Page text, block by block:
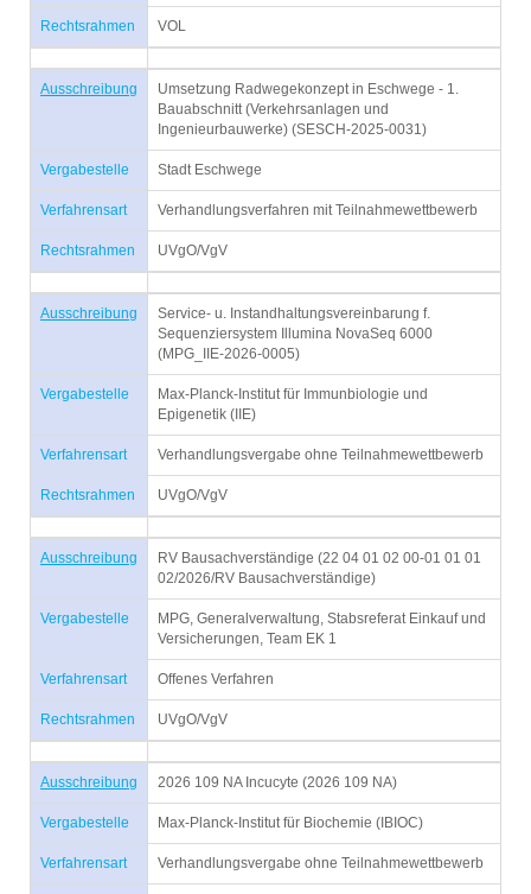
Rechtsrahmen VOL
Ausschreibung
Umsetzung Radwegekonzept in Eschwege - 1.
Bauabschnitt (Verkehrsanlagen und
Ingenieurbauwerke) (SESCH-2025-0031)
Vergabestelle Stadt Eschwege
Verfahrensart Verhandlungsverfahren mit Teilnahmewettbewerb
Rechtsrahmen UVgO/VgV
Ausschreibung
Service- u. Instandhaltungsvereinbarung f.
Sequenziersystem Illumina NovaSeq 6000
(MPG_IIE-2026-0005)
Vergabestelle
Max-Planck-Institut für Immunbiologie und
Epigenetik (IIE)
Verfahrensart Verhandlungsvergabe ohne Teilnahmewettbewerb
Rechtsrahmen UVgO/VgV
Ausschreibung
RV Bausachverständige (22 04 01 02 00-01 01 01
02/2026/RV Bausachverständige)
Vergabestelle
MPG, Generalverwaltung, Stabsreferat Einkauf und
Versicherungen, Team EK 1
Verfahrensart Offenes Verfahren
Rechtsrahmen UVgO/VgV
Ausschreibung 2026 109 NA Incucyte (2026 109 NA)
Vergabestelle Max-Planck-Institut für Biochemie (IBIOC)
Verfahrensart Verhandlungsvergabe ohne Teilnahmewettbewerb